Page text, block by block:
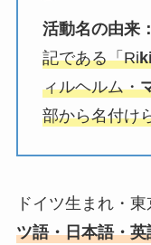
活動名の由来：
記である「Ri
ィルヘルム・
部から名付け
ドイツ生まれ・
ツ語・日本語・